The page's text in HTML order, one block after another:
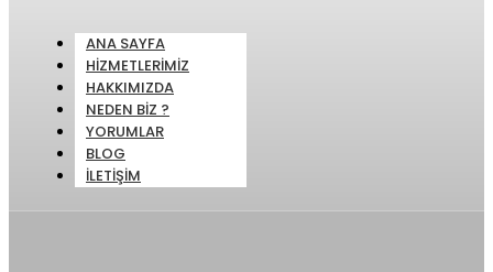
ANA SAYFA
HIZMETLERIMIZ
HAKKIMIZDA
NEDEN BIZ ?
YORUMLAR
BLOG
İLETIŞIM